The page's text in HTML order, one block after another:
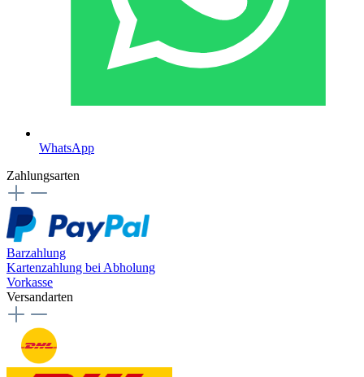
WhatsApp
Zahlungsarten
Barzahlung
Kartenzahlung bei Abholung
Vorkasse
Versandarten